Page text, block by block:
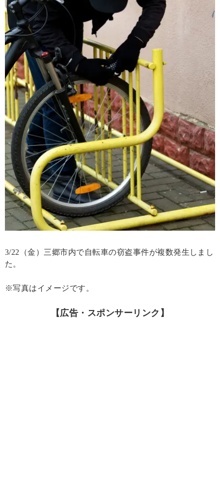
3/22（金）三郷市内で自転車の窃盗事件が複数発生しまし
た。
※写真はイメージです。
【広告・スポンサーリンク】